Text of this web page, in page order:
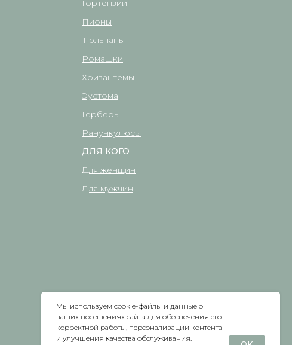
Мы используем cookie-файлы и данные о
ваших посещениях сайта для обеспечения его
корректной работы, персонализации контента
и улучшения качества обслуживания.
Гортензии
Пионы
Тюльпаны
Ромашки
Хризантемы
Эустома
Герберы
Ранункулюсы
ДЛЯ КОГО
Для женщин
Для мужчин